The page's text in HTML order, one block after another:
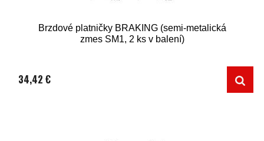
Brzdové platničky BRAKING (semi-metalická
zmes SM1, 2 ks v balení)
34,42 €